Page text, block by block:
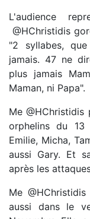
L'audience
@HChristidis
"2 syllabes,
jamais. 47 ne
plus jamais
Maman, ni Papa".
Me
orphelins du 13
Emilie, Micha,
aussi Gary. Et
après les
Me
aussi dans le